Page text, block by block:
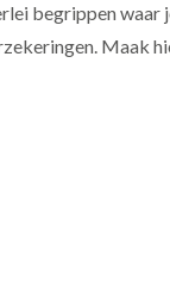
begrippen waar
Maak